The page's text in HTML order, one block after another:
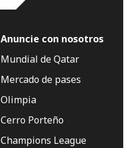
Anuncie con nosotros
Mundial de Qatar
Mercado de pases
Olimpia
Cerro Porteño
Champions League